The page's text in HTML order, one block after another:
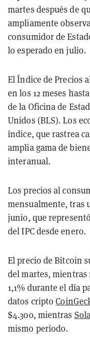
martes después de
ampliamente
consumidor de
lo esperado en julio.
El Índice de Precios
en los 12 meses
de la Oficina de
Unidos (BLS). Los
índice, que rastrea
amplia gama de
interanual.
Los precios al
mensualmente, tras
junio, que
del IPC desde enero.
El precio de Bitcoin
del martes,
1,1% durante el día
datos cripto
$4.300, mientras
mismo período.